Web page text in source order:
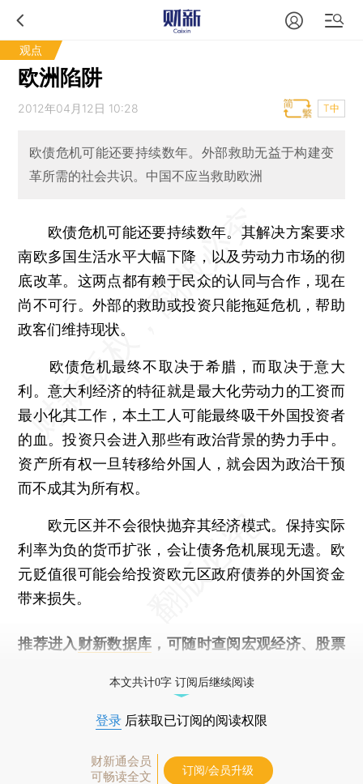
观点
欧洲陷阱
2012年04月12日 10:28 T中
欧债危机可能还要持续数年。外部救助无益于构建变
革所需的社会共识。中国不应当救助欧洲
欧债危机可能还要持续数年。其解决方案要求
南欧多国生活水平大幅下降，以及劳动力市场的彻
底改革。这两点都有赖于民众的认同与合作，现在
尚不可行。外部的救助或投资只能拖延危机，帮助
政客们维持现状。
欧债危机最终不取决于希腊，而取决于意大
利。意大利经济的特征就是最大化劳动力的工资而
最小化其工作，本土工人可能最终吸干外国投资者
的血。投资只会进入那些有政治背景的势力手中。
资产所有权一旦转移给外国人，就会因为政治干预
而不成其为所有权。
欧元区并不会很快抛弃其经济模式。保持实际
利率为负的货币扩张，会让债务危机展现无遗。欧
元贬值很可能会给投资欧元区政府债券的外国资金
带来损失。
推荐进入 财新数据库 ，可随时查阅宏观经济、股票
本文共计0字 订阅后继续阅读
登录 后获取已订阅的阅读权限
财新通会员
可畅读全文
订阅/会员升级